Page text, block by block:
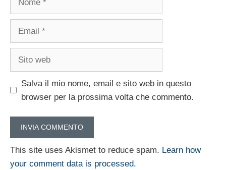
Salva il mio nome, email e sito web in questo
browser per la prossima volta che commento.
This site uses Akismet to reduce spam. Learn how
your comment data is processed.